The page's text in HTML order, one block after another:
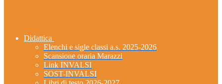
Didattica
Elenchi e sigle classi a.s. 2025-2026
Scansione oraria Marazzi
Link INVALSI
SOST-INVALSI